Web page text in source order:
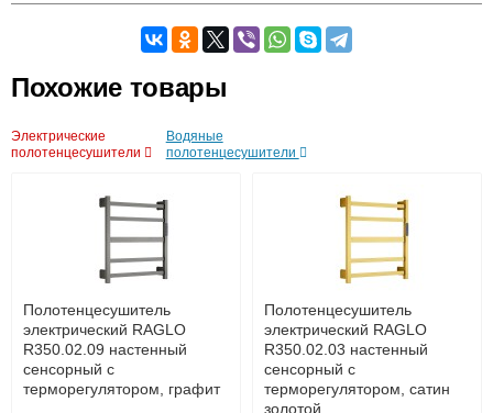
Доставка сантехники по Москве и Московской области
Возможные способы оплаты:
Наличный расчёт
времени
Банковской картой при получении товара как при
доставке, так и самовывозом
Интернет-деньгами (Yandex-деньги, Web-money,
Qiwi-кошельки и другие).
Безналичный расчёт (возможно и с НДС)
подробнее...
Подробнее об оплате
Похожие товары
Электрические
полотенцесушители
Водяные
полотенцесушители
Полотенцесушитель
электрический RAGLO
R350.02.09 настенный
сенсорный с
терморегулятором, графит
Полотенцесушитель
электрический RAGLO
R350.02.03 настенный
сенсорный с
терморегулятором, сатин
золотой